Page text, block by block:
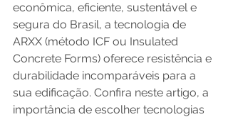
econômica, eficiente, sustentável e
segura do Brasil, a tecnologia de
ARXX (método ICF ou Insulated
Concrete Forms) oferece resistência e
durabilidade incomparáveis para a
sua edificação. Confira neste artigo, a
importância de escolher tecnologias